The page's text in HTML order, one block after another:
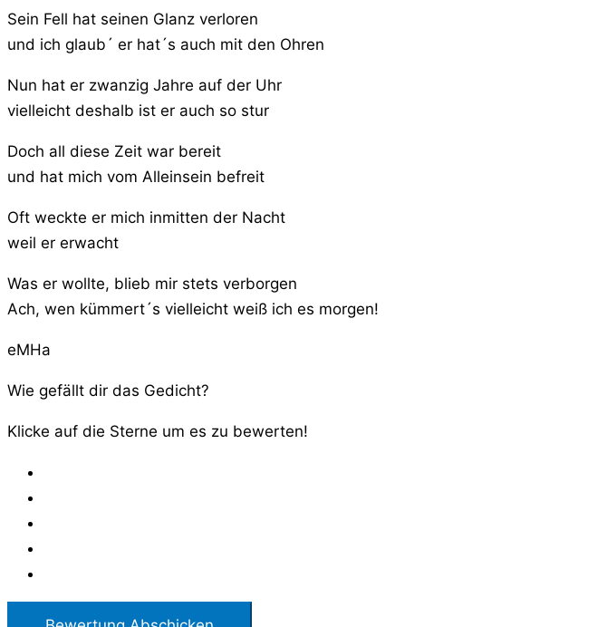
Sein Fell hat seinen Glanz verloren
und ich glaub´ er hat´s auch mit den Ohren
Nun hat er zwanzig Jahre auf der Uhr
vielleicht deshalb ist er auch so stur
Doch all diese Zeit war bereit
und hat mich vom Alleinsein befreit
Oft weckte er mich inmitten der Nacht
weil er erwacht
Was er wollte, blieb mir stets verborgen
Ach, wen kümmert´s vielleicht weiß ich es morgen!
eMHa
Wie gefällt dir das Gedicht?
Klicke auf die Sterne um es zu bewerten!